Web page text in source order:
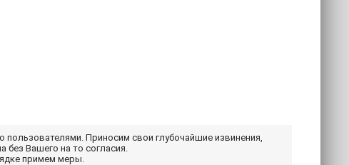
пользователями. Приносим свои глубочайшие извинения,
без Вашего на то согласия.
примем меры.